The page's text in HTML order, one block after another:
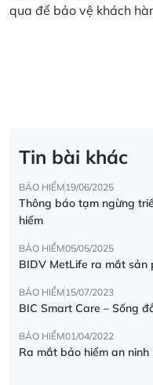
qua để bảo vệ khách
Tin bài khác
BẢO HIỂM19/06/2025
Thông báo tạm ngừng
hiểm
BẢO HIỂM05/05/2025
BIDV MetLife ra mắt sản
BẢO HIỂM15/07/2023
BIC Smart Care – Sống
BẢO HIỂM01/04/2022
Ra mắt bảo hiểm an